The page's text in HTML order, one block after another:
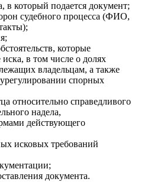
в который подается документ;
судебного процесса (ФИО,
которые
в том числе о долях
владельцам, а также
спорных
относительно справедливого
надела,
действующего
исковых требований
документа.